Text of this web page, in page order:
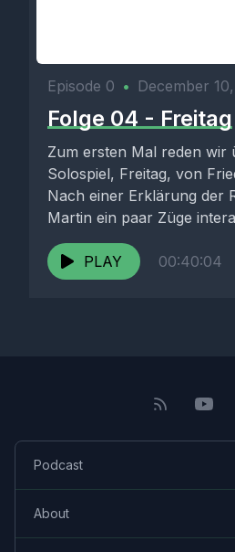
Episode 0 • December
Folge 04 - Freitag
Zum ersten Mal reden wir
Solospiel, Freitag, von
Nach einer Erklärung der
Martin ein paar Züge
PLAY 00:40:04
Podcast
About